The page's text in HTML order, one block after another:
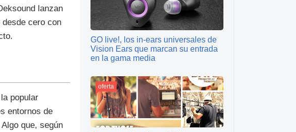
lanzan
cero con
popular
entornos de
que, según
GO live!, los in-ears universales de
Vision Ears que marcan su entrada
en la gama media
oferta